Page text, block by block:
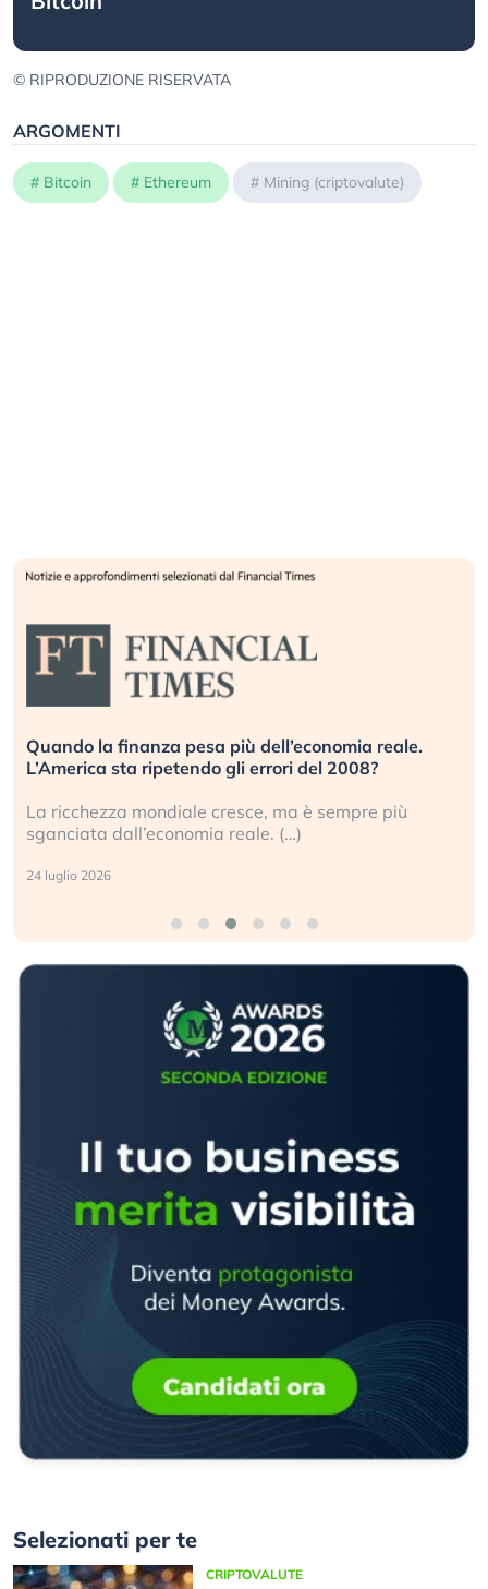
© RIPRODUZIONE RISERVATA
ARGOMENTI
# Bitcoin # Ethereum # Mining (criptovalute)
Quando la finanza pesa più dell’economia reale.
L’America sta ripetendo gli errori del 2008?
La ricchezza mondiale cresce, ma è sempre più
sganciata dall’economia reale. (…)
24 luglio 2026
Selezionati per te
CRIPTOVALUTE